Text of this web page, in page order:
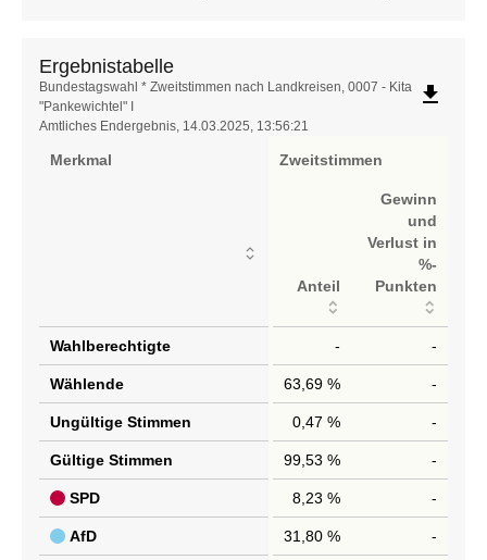
Ergebnistabelle
Ergebnistabelle
Bundestagswahl * Zweitstimmen nach Landkreisen, 0007 - Kita
"Pankewichtel" I
Amtliches Endergebnis, 14.03.2025, 13:56:21
file_download
Merkmal Zweitstimmen
Anteil
Gewinn
und
Verlust in
%-
Punkten
Wahlberechtigte - -
Wählende 63,69 % -
Ungültige Stimmen 0,47 % -
Gültige Stimmen 99,53 % -
SPD 8,23 % -
AfD 31,80 % -